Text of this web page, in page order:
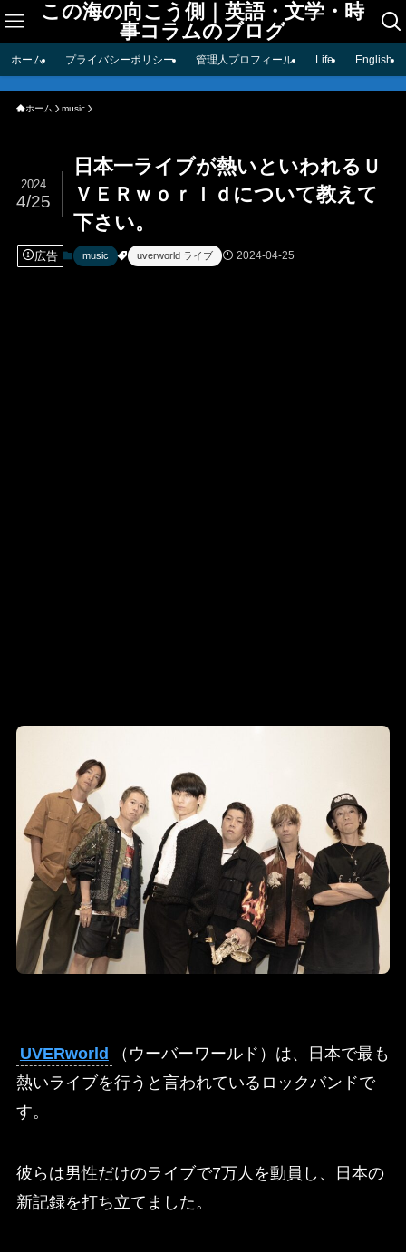
この海の向こう側｜英語・文学・時
事コラムのブログ
ホーム プライバシーポリシー 管理人プロフィール Life English
ホーム music
日本一ライブが熱いといわれるＵ
ＶＥＲｗｏｒｌｄについて教えて
下さい。
2024
4/25
広告 music uverworld ライブ 2024-04-25
UVERworld
（ウーバーワールド）は、日本で最も
熱いライブを行うと言われているロックバンドで
す。
彼らは男性だけのライブで7万人を動員し、日本の
新記録を打ち立てました。